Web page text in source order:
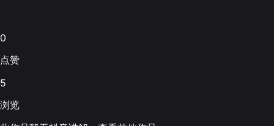
0
点赞
5
浏览